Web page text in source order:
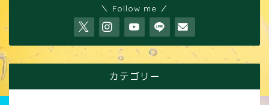
＼ Follow me ／
カテゴリー